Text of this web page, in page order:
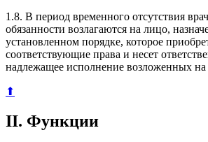
1.8. В период временного отсутствия
обязанности возлагаются на лицо,
установленном порядке, которое
соответствующие права и несет
надлежащее исполнение возложенных на
⬆
II. Функции